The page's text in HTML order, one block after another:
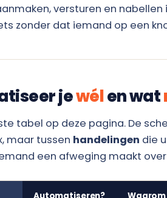
versturen en nabellen
zonder dat iemand op een
jewélen wat
tabel op deze pagina. De
maar tussen handelingen die
een afweging maakt
Automatiseren? Waarom